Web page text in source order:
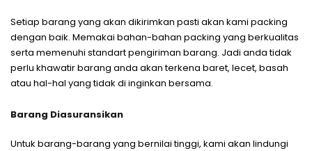
Setiap barang yang akan dikirimkan pasti akan kami packing
dengan baik. Memakai bahan-bahan packing yang berkualitas
serta memenuhi standart pengiriman barang. Jadi anda tidak
perlu khawatir barang anda akan terkena baret, lecet, basah
atau hal-hal yang tidak di inginkan bersama.
Barang Diasuransikan
Untuk barang-barang yang bernilai tinggi, kami akan lindungi